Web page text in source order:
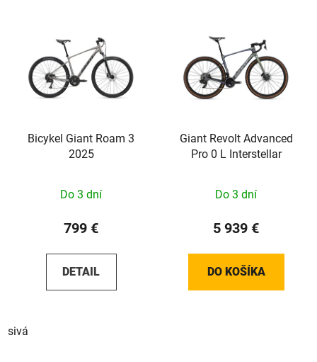
Bicykel Giant Roam 3
2025
Do 3 dní
799 €
DETAIL
sivá
Giant Revolt Advanced
Pro 0 L Interstellar
Do 3 dní
5 939 €
DO KOŠÍKA